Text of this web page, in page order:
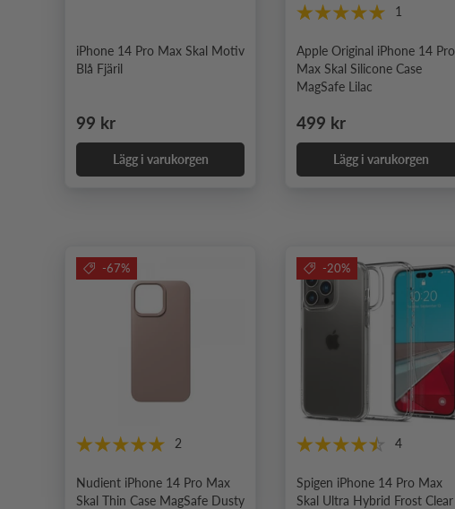
iPhone 14 Pro Max Skal Motiv
Blå Fjäril
Ordinarie pris
99 kr
Lägg i varukorgen
1
Apple Original iPhone 14 Pro
Max Skal Silicone Case
MagSafe Lilac
Ordinarie pris
499 kr
Lägg i varukorgen
-67%
2
Nudient iPhone 14 Pro Max
Skal Thin Case MagSafe Dusty
-20%
4
Spigen iPhone 14 Pro Max
Skal Ultra Hybrid Frost Clear